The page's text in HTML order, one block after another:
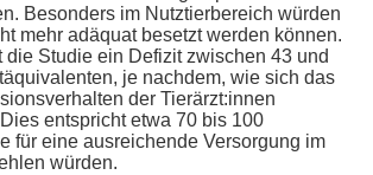
Besonders im Nutztierbereich würden
mehr adäquat besetzt werden können.
die Studie ein Defizit zwischen 43 und
je nachdem, wie sich das
der Tierärzt:innen
entspricht etwa 70 bis 100
für eine ausreichende Versorgung im
würden.